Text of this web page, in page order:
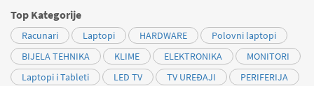
Top Kategorije
Racunari Laptopi HARDWARE
Polovni laptopi
BIJELA TEHNIKA
KLIME ELEKTRONIKA
MONITORI
Laptopi i Tableti
LED TV TV UREĐAJI
PERIFERIJA